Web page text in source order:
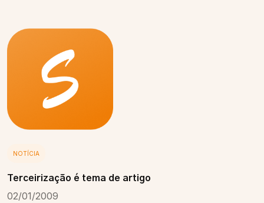
NOTÍCIA
Terceirização é tema de artigo
02/01/2009